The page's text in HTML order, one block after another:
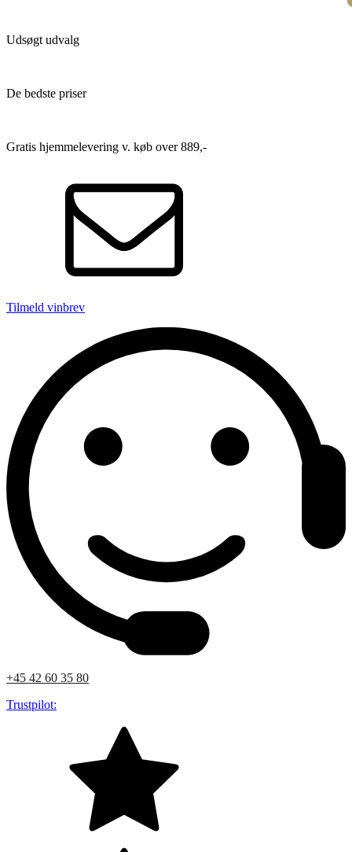
Udsøgt udvalg
De bedste priser
Gratis hjemmelevering v. køb over 889,-
Tilmeld vinbrev
+45 42 60 35 80
Trustpilot: